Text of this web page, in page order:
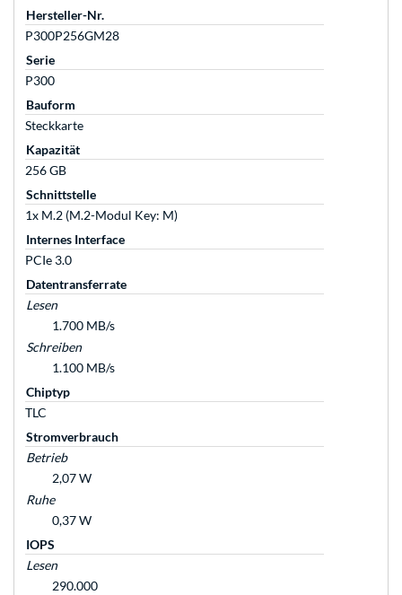
Hersteller-Nr.
P300P256GM28
Serie
P300
Bauform
Steckkarte
Kapazität
256 GB
Schnittstelle
1x M.2 (M.2-Modul Key: M)
Internes Interface
PCIe 3.0
Datentransferrate
Lesen
1.700 MB/s
Schreiben
1.100 MB/s
Chiptyp
TLC
Stromverbrauch
Betrieb
2,07 W
Ruhe
0,37 W
IOPS
Lesen
290.000